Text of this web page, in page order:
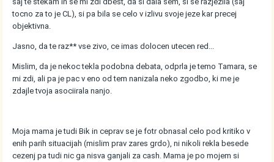
tocno za to je CL), si pa bila se celo v izlivu svoje jeze kar precej
objektivna.
Jasno, da te raz** vse zivo, ce imas dolocen utecen red...
Mislim, da je nekoc tekla podobna debata, odprla je temo Tamara, se
mi zdi, ali pa je pac v eno od tem nanizala neko zgodbo, ki me je
zdajle tvoja asociirala nanjo.
Moja mama je tudi Bik in ceprav se je fotr obnasal celo pod kritiko v
enih parih situacijah (mislim prav zares grdo), ni nikoli rekla besede
cezenj pa tudi nic ga nisva ganjali za cash. Mama je po mojem si